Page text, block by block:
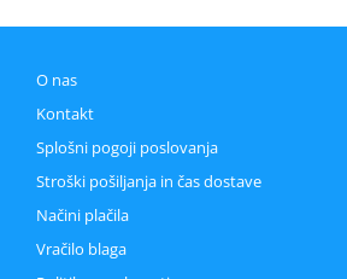
O nas
Kontakt
Splošni pogoji poslovanja
Stroški pošiljanja in čas dostave
Načini plačila
Vračilo blaga